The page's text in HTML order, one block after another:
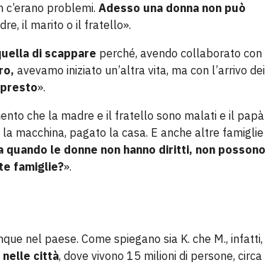
c’erano problemi. Adesso una donna non può
il marito o il fratello».
di scappare perché, avendo collaborato con
avevamo iniziato un’altra vita, ma con l’arrivo dei
».
che la madre e il fratello sono malati e il papà
macchina, pagato la casa. E anche altre famiglie
quando le donne non hanno diritti, non possono
famiglie?».
nel paese. Come spiegano sia K. che M., infatti,
nelle città, dove vivono 15 milioni di persone, circa